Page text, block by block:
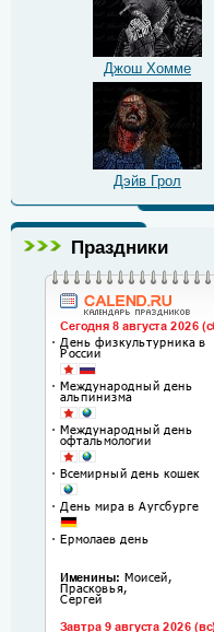
Джош Хомме
Дэйв Грол
Праздники